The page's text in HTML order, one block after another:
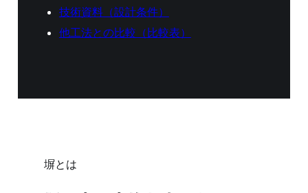
技術資料（設計条件）
他工法との比較（比較表）
塀とは